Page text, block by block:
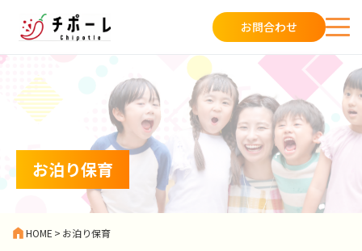
お問合わせ
お泊り保育
HOME > お泊り保育